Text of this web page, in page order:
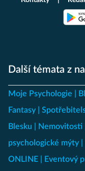
Další témata z
Moje Psychologie
Fantasy
Blesku
Nemovitosti
psychologické mýty
ONLINE
Eventový